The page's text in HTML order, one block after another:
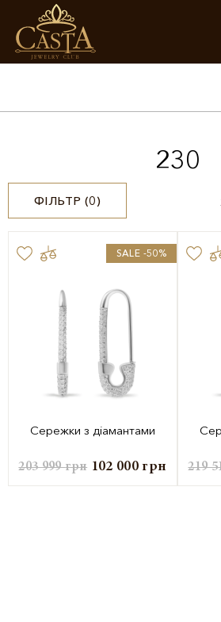
230
ФІЛЬТР (0)
SALE -50%
Сережки з діамантами
203 999грн 102 000грн 219